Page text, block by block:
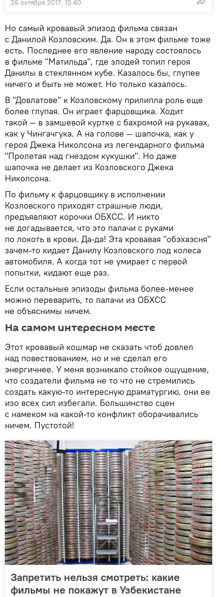
26 октября 2017, 15:40
Но самый кровавый эпизод фильма связан
с Данилой Козловским. Да. Он в этом фильме тоже
есть. Последнее его явление народу состоялось
в фильме "Матильда", где злодей топил героя
Данилы в стеклянном кубе. Казалось бы, глупее
ничего и быть не может. Но только казалось.
В "Довлатове" к Козловскому прилипла роль еще
более глупая. Он играет фарцовщика. Ходит
такой — в замшевой куртке с бахромой на рукавах,
как у Чингачгука. А на голове — шапочка, как у
героя Джека Николсона из легендарного фильма
"Пролетая над гнездом кукушки". Но даже
шапочка не делает из Козловского Джека
Николсона.
По фильму к фарцовщику в исполнении
Козловского приходят страшные люди,
предъявляют корочки ОБХСС. И никто
не догадывается, что это палачи с руками
по локоть в крови. Да-да! Эта кровавая "обэхаэсня"
зачем-то кидает Данилу Козловского под колеса
автомобиля. А когда тот не умирает с первой
попытки, кидают еще раз.
Если остальные эпизоды фильма более-менее
можно переварить, то палачи из ОБХСС
не объяснимы ничем.
На самом интересном месте
Этот кровавый кошмар не сказать чтоб довлел
над повествованием, но и не сделал его
энергичнее. У меня возникало стойкое ощущение,
что создатели фильма не то что не стремились
создать какую-то интересную драматургию, они ее
изо всех сил избегали. Большинство сцен
с намеком на какой-то конфликт оборачивались
ничем. Пустотой!
Запретить нельзя смотреть: какие
фильмы не покажут в Узбекистане